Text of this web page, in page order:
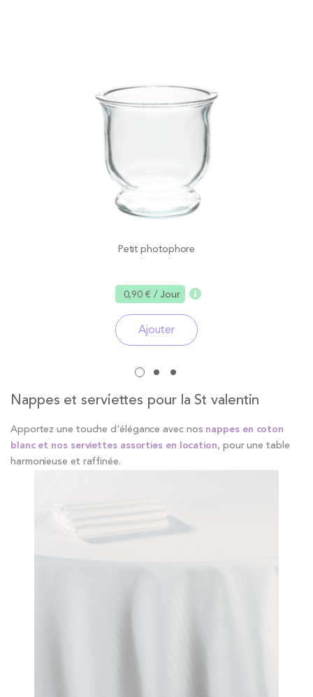
Petit photophore
0,90 €/ Jour
Ajouter
Nappes et serviettes pour la St valentin
Apportez une touche d'élégance avec nos nappes en coton
blanc et nos serviettes assorties en location, pour une table
harmonieuse et raffinée.